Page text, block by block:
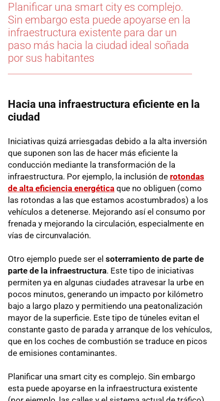
Planificar una smart city es complejo.
Sin embargo esta puede apoyarse en la
infraestructura existente para dar un
paso más hacia la ciudad ideal soñada
por sus habitantes
Hacia una infraestructura eficiente en la
ciudad
Iniciativas quizá arriesgadas debido a la alta inversión
que suponen son las de hacer más eficiente la
conducción mediante la transformación de la
infraestructura. Por ejemplo, la inclusión de rotondas
de alta eficiencia energética que no obliguen (como
las rotondas a las que estamos acostumbrados) a los
vehículos a detenerse. Mejorando así el consumo por
frenada y mejorando la circulación, especialmente en
vías de circunvalación.
Otro ejemplo puede ser el soterramiento de parte de
parte de la infraestructura. Este tipo de iniciativas
permiten ya en algunas ciudades atravesar la urbe en
pocos minutos, generando un impacto por kilómetro
bajo a largo plazo y permitiendo una peatonalización
mayor de la superficie. Este tipo de túneles evitan el
constante gasto de parada y arranque de los vehículos,
que en los coches de combustión se traduce en picos
de emisiones contaminantes.
Planificar una smart city es complejo. Sin embargo
esta puede apoyarse en la infraestructura existente